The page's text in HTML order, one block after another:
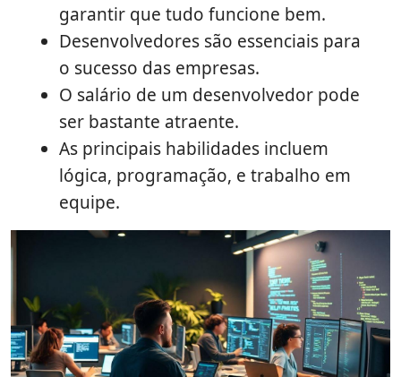
garantir que tudo funcione bem.
Desenvolvedores são essenciais para
o sucesso das empresas.
O salário de um desenvolvedor pode
ser bastante atraente.
As principais habilidades incluem
lógica, programação, e trabalho em
equipe.